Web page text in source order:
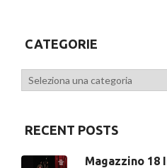
CATEGORIE
Categorie
RECENT POSTS
Magazzino 18